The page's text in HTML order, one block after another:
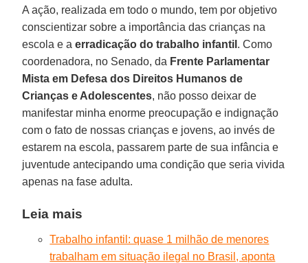
A ação, realizada em todo o mundo, tem por objetivo
conscientizar sobre a importância das crianças na
escola e aerradicação do trabalho infantil . Como
coordenadora, no Senado, da Frente Parlamentar
Mista em Defesa dos Direitos Humanos de
Crianças e Adolescentes, não posso deixar de
manifestar minha enorme preocupação e indignação
com o fato de nossas crianças e jovens, ao invés de
estarem na escola, passarem parte de sua infância e
juventude antecipando uma condição que seria vivida
apenas na fase adulta.
Leia mais
Trabalho infantil: quase 1 milhão de menores
trabalham em situação ilegal no Brasil, aponta